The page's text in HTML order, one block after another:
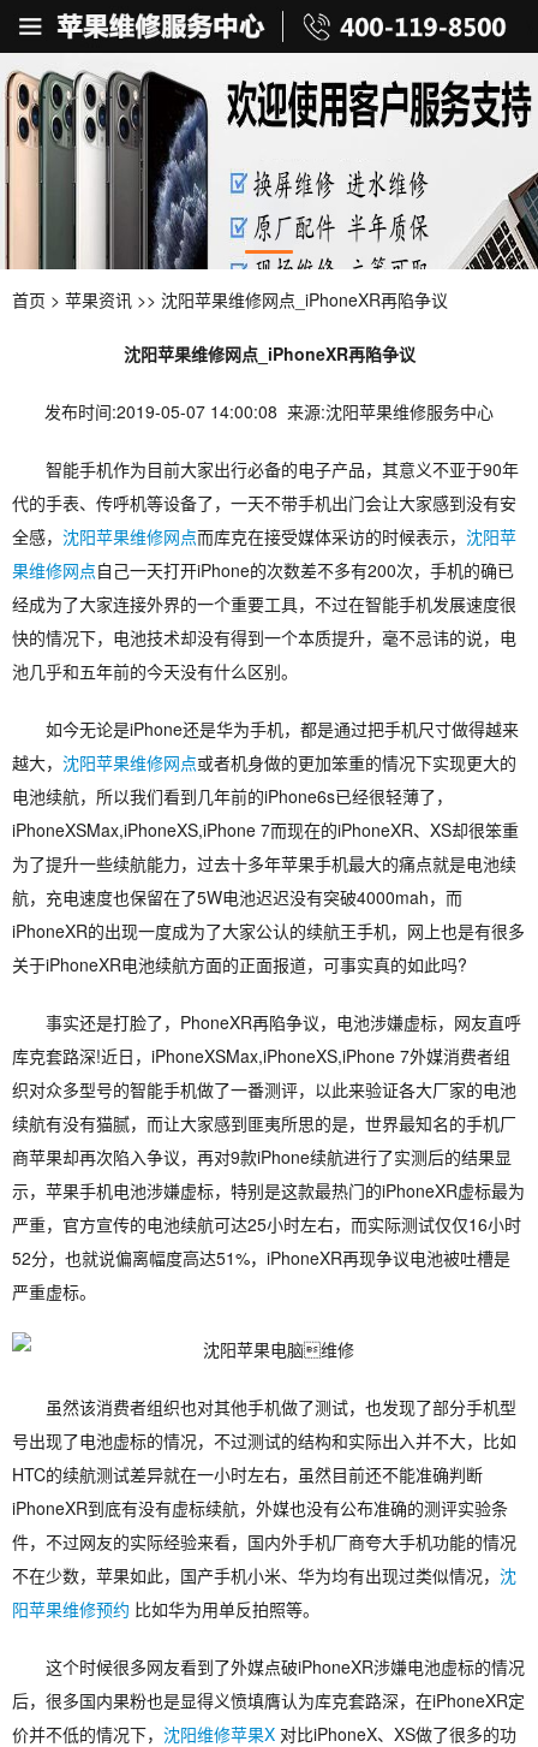
首页 > 苹果资讯 >> 沈阳苹果维修网点_iPhoneXR再陷争议
沈阳苹果维修网点_iPhoneXR再陷争议
发布时间:2019-05-07 14:00:08 来源:沈阳苹果维修服务中心
智能手机作为目前大家出行必备的电子产品，其意义不亚于90年
代的手表、传呼机等设备了，一天不带手机出门会让大家感到没有安
全感， 沈阳苹果维修网点而库克在接受媒体采访的时候表示， 沈阳苹
果维修网点自己一天打开iPhone的次数差不多有200次，手机的确已
经成为了大家连接外界的一个重要工具，不过在智能手机发展速度很
快的情况下，电池技术却没有得到一个本质提升，毫不忌讳的说，电
池几乎和五年前的今天没有什么区别。
如今无论是iPhone还是华为手机，都是通过把手机尺寸做得越来
越大， 沈阳苹果维修网点或者机身做的更加笨重的情况下实现更大的
电池续航，所以我们看到几年前的iPhone6s已经很轻薄了，
iPhoneXSMax,iPhoneXS,iPhone 7而现在的iPhoneXR、XS却很笨重
为了提升一些续航能力，过去十多年苹果手机最大的痛点就是电池续
航，充电速度也保留在了5W电池迟迟没有突破4000mah，而
iPhoneXR的出现一度成为了大家公认的续航王手机，网上也是有很多
关于iPhoneXR电池续航方面的正面报道，可事实真的如此吗?
事实还是打脸了，PhoneXR再陷争议，电池涉嫌虚标，网友直呼
库克套路深!近日，iPhoneXSMax,iPhoneXS,iPhone 7外媒消费者组
织对众多型号的智能手机做了一番测评，以此来验证各大厂家的电池
续航有没有猫腻，而让大家感到匪夷所思的是，世界最知名的手机厂
商苹果却再次陷入争议，再对9款iPhone续航进行了实测后的结果显
示，苹果手机电池涉嫌虚标，特别是这款最热门的iPhoneXR虚标最为
严重，官方宣传的电池续航可达25小时左右，而实际测试仅仅16小时
52分，也就说偏离幅度高达51%，iPhoneXR再现争议电池被吐槽是
严重虚标。
虽然该消费者组织也对其他手机做了测试，也发现了部分手机型
号出现了电池虚标的情况，不过测试的结构和实际出入并不大，比如
HTC的续航测试差异就在一小时左右，虽然目前还不能准确判断
iPhoneXR到底有没有虚标续航，外媒也没有公布准确的测评实验条
件，不过网友的实际经验来看，国内外手机厂商夸大手机功能的情况
不在少数，苹果如此，国产手机小米、华为均有出现过类似情况， 沈
阳苹果维修预约 比如华为用单反拍照等。
这个时候很多网友看到了外媒点破iPhoneXR涉嫌电池虚标的情况
后，很多国内果粉也是显得义愤填膺认为库克套路深，在iPhoneXR定
价并不低的情况下， 沈阳维修苹果X 对比iPhoneX、XS做了很多的功